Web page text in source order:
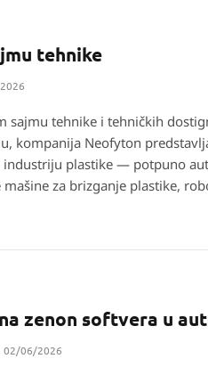
tehnike
sajmu tehnike i tehničkih
kompanija Neofyton
industriju plastike — potpuno
za brizganje plastike,
zenon softvera u
02/06/2026